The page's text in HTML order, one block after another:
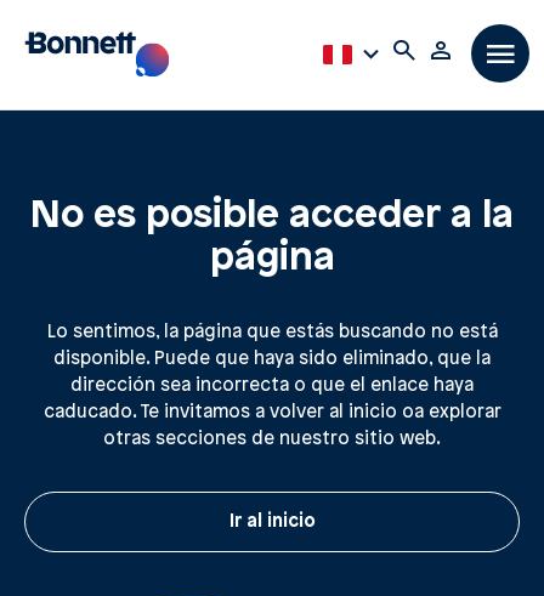
No es posible acceder a la
página
Lo sentimos, la página que estás buscando no está
disponible. Puede que haya sido eliminado, que la
dirección sea incorrecta o que el enlace haya
caducado. Te invitamos a volver al inicio oa explorar
otras secciones de nuestro sitio web.
Ir al inicio